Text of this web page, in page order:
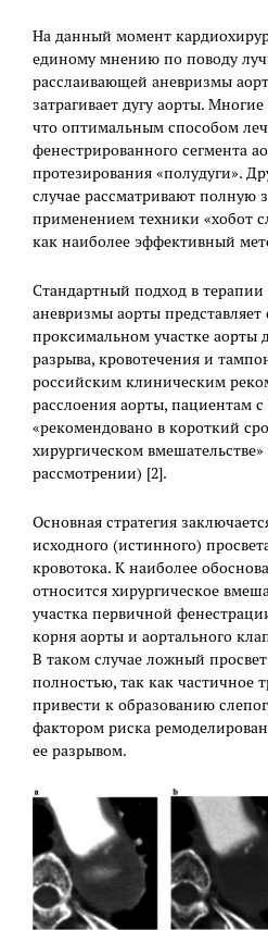
На данный момент
единому мнению по поводу
расслаивающей аневризмы
затрагивает дугу аорты.
что оптимальным способом
фенестрированного сегмента
протезирования «полудуги».
случае рассматривают полную
применением техники «хобот
как наиболее эффективный
Стандартный подход в
аневризмы аорты
проксимальном участке аорты
разрыва, кровотечения и
российским клиническим
расслоения аорты, пациентам
«рекомендовано в короткий
хирургическом
рассмотрении) [2].
Основная стратегия
исходного (истинного)
кровотока. К наиболее
относится хирургическое
участка первичной
корня аорты и аортального
В таком случае ложный
полностью, так как частичное
привести к образованию
фактором риска
ее разрывом.